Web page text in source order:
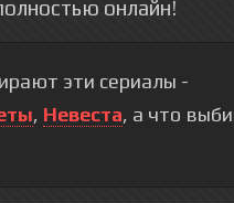
онлайн!
эти сериалы -
, Невеста, а что